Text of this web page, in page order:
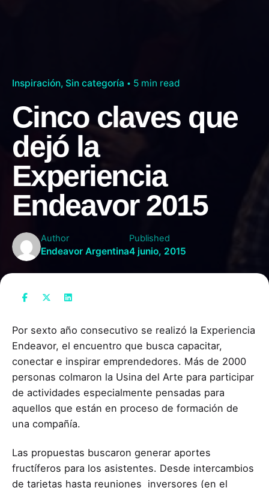
Inspiración Sin categoría 5 min read
Cinco claves que
dejó la
Experiencia
Endeavor 2015
Author
Endeavor Argentina
Published
4 junio, 2015
Por sexto año consecutivo se realizó la Experiencia
Endeavor, el encuentro que busca capacitar,
conectar e inspirar emprendedores. Más de 2000
personas colmaron la Usina del Arte para participar
de actividades especialmente pensadas para
aquellos que están en proceso de formación de
una compañía.
Las propuestas buscaron generar aportes
fructíferos para los asistentes. Desde intercambios
de tarjetas hasta reuniones inversores (en el